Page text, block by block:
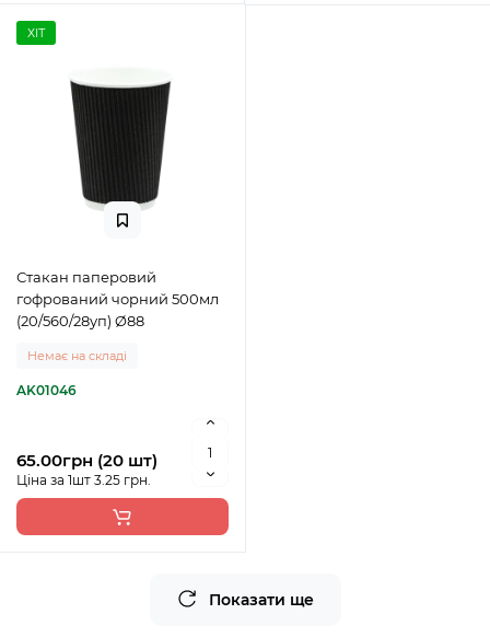
ХІТ
Стакан паперовий
гофрований чорний 500мл
(20/560/28уп) Ø88
Немає на складі
AK01046
65.00грн (20 шт)
Ціна за 1шт 3.25 грн.
Показати ще